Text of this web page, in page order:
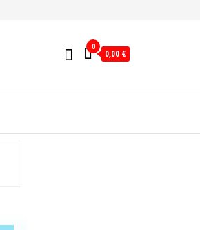
0
0,00 €